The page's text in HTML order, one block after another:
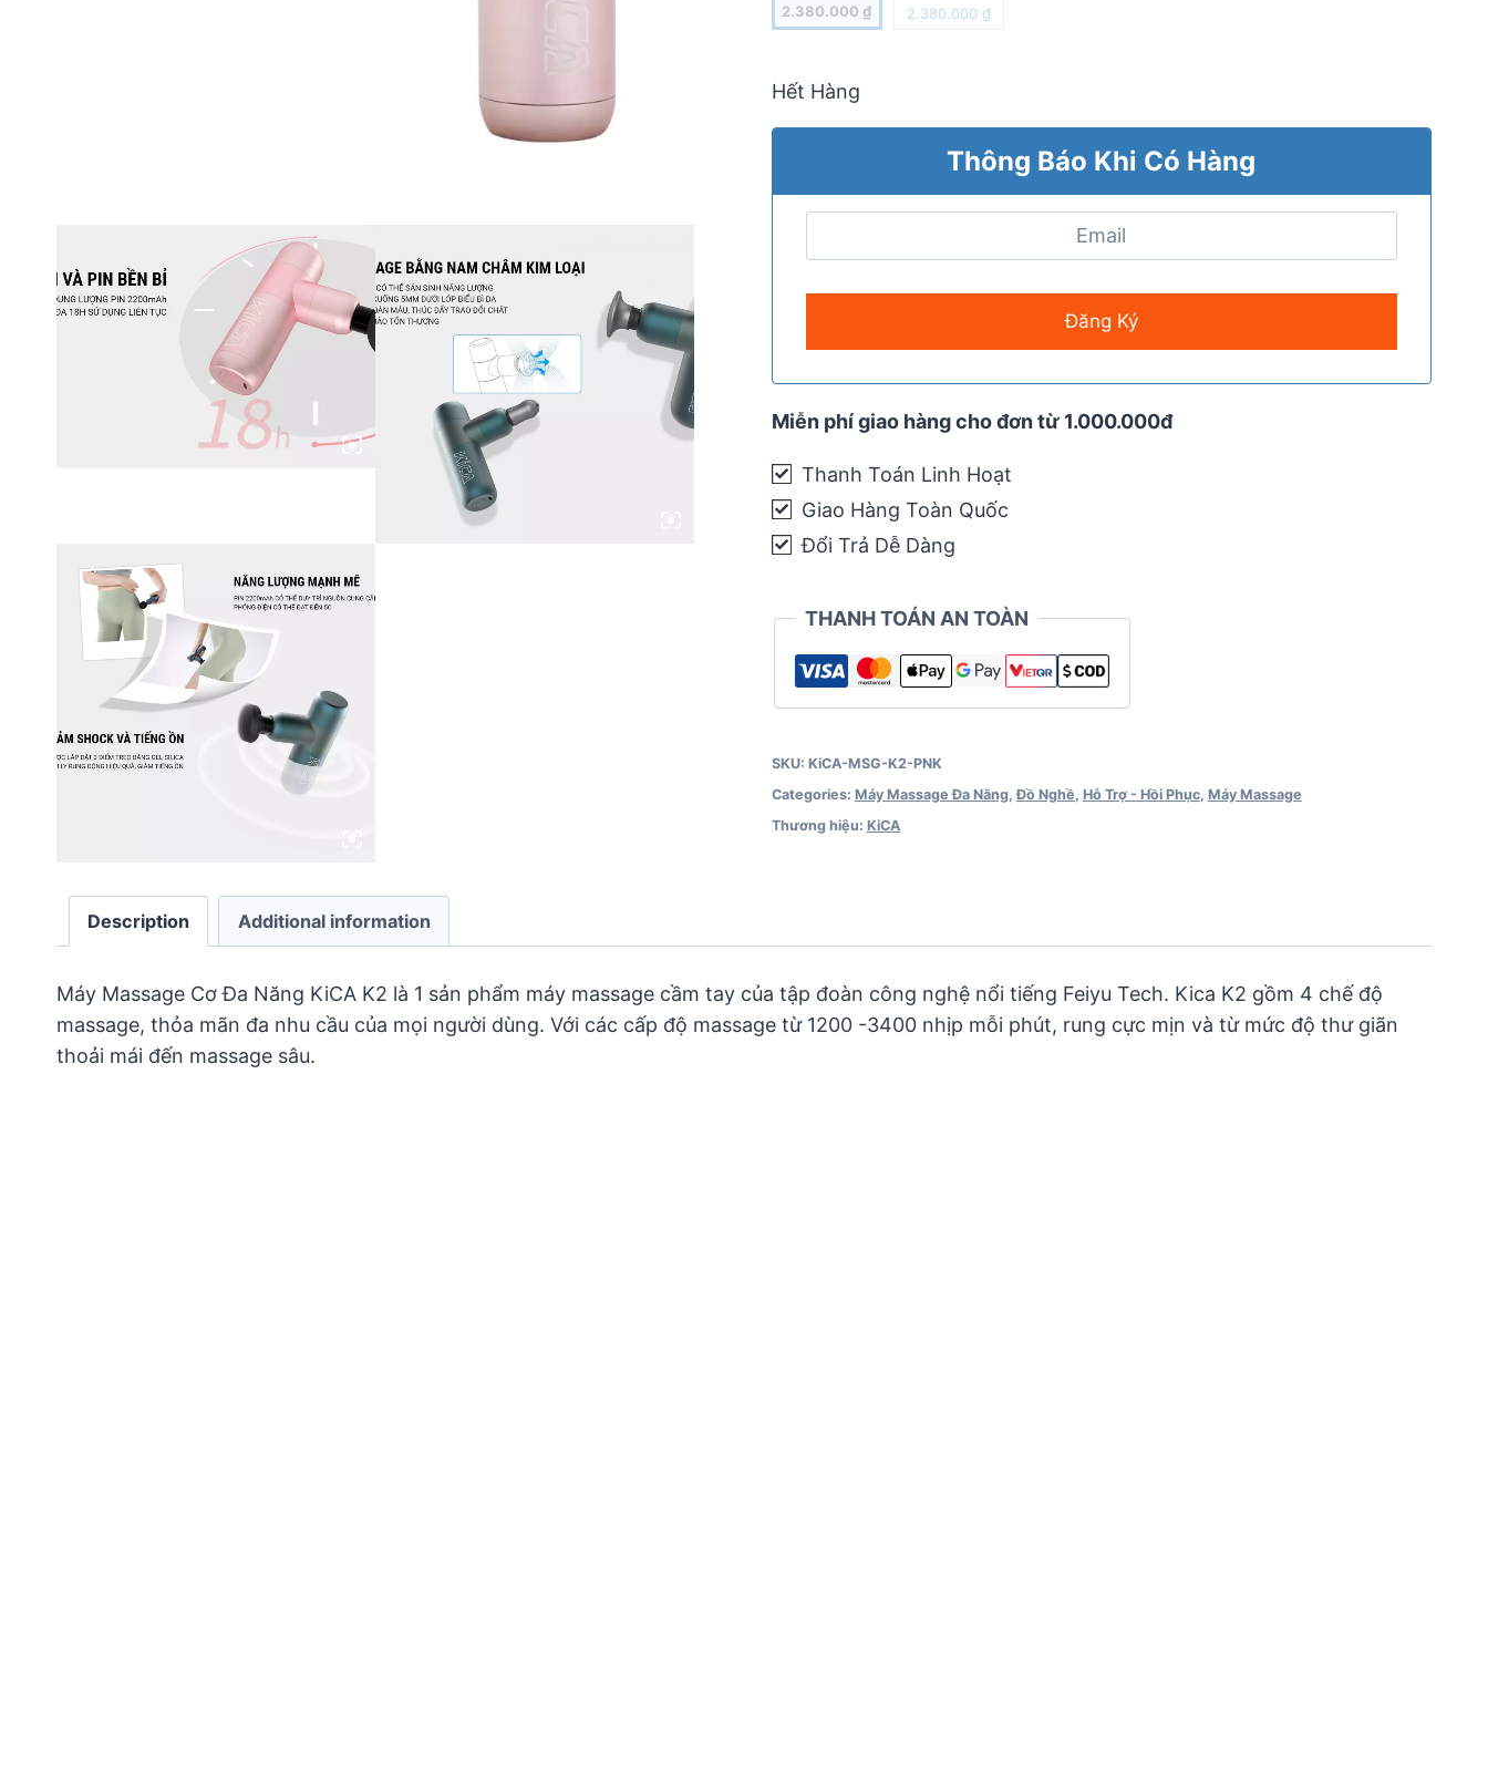
2.380.000₫ 2.380.000 ₫
Hết Hàng
Thông Báo Khi Có Hàng
Miễn phí giao hàng cho đơn từ 1.000.000đ
Thanh Toán Linh Hoạt
Giao Hàng Toàn Quốc
Đổi Trả Dễ Dàng
THANH TOÁN AN TOÀN
SKU: KiCA-MSG-K2-PNK
Categories: Máy Massage Đa Năng,Đồ Nghề, Hỗ Trợ - Hồi Phục, Máy Massage
Thương hiệu: KiCA
Description Additional information
Máy Massage Cơ Đa Năng KiCA K2 là 1 sản phẩm máy massage cầm tay của tập đoàn công nghệ nổi tiếng Feiyu Tech. Kica K2 gồm 4 chế độ
massage, thỏa mãn đa nhu cầu của mọi người dùng. Với các cấp độ massage từ 1200 -3400 nhịp mỗi phút, rung cực mịn và từ mức độ thư giãn
thoải mái đến massage sâu.